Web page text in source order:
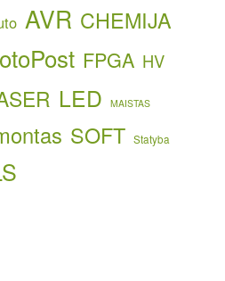
AVR CHEMIJA
FPGA HV
LED MAISTAS
SOFT Statyba